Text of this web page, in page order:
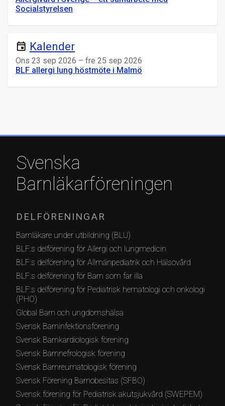
Socialstyrelsen
event Kalender
Ons 23 sep 2026 – fre 25 sep 2026
BLF allergi lung höstmöte i Malmö
Svenska
Barnläkarföreningen
DELFÖRENINGAR
Barnläkare under utbildning (BLU)
BLF:s delförening för Allergi och lungmedicin
BLF:s delförening för Allmänpediatrik och Hälsovård
BLF:s delförening för Barn som far illa
BLF:s delförening för Pediatrisk hematologi och onkologi
(PHO)
Global Barn och ungdomshälsa
Svensk Barninfektionsförening
Svensk Barnkardiologisk förening
Svensk Barnnefrologisk förening
Svensk Barnreumatologisk förening
Svensk Förening Barnobesitas (SFBO)
Svensk förening för Pediatrisk akutsjukvård (SWEPEM)